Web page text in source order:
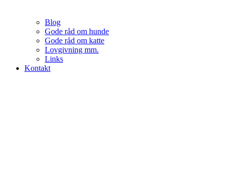
Blog
Gode råd om hunde
Gode råd om katte
Lovgivning mm.
Links
Kontakt